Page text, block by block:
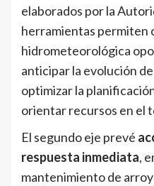
elaborados por la
herramientas permiten
hidrometeorológica
anticipar la evolución
optimizar la
orientar recursos en el
El segundo eje prevé
respuesta inmediata,
mantenimiento de